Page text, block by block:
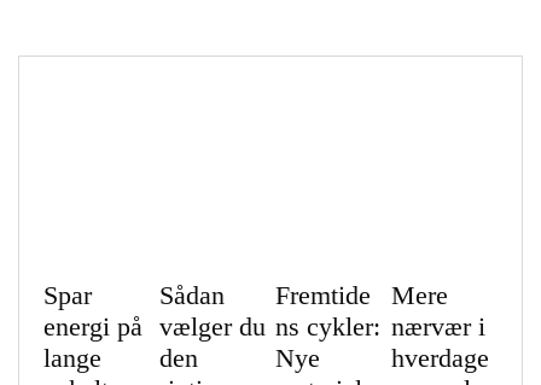
Spar
energi på
lange
Sådan
vælger du
den
Fremtide
ns cykler:
Nye
Mere
nærvær i
hverdage